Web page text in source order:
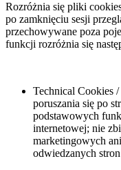
Rozróżnia się pliki
po zamknięciu sesji
przechowywane poza
funkcji rozróżnia się
Technical Cookies
poruszania się po
podstawowych
internetowej; nie
marketingowych
odwiedzanych